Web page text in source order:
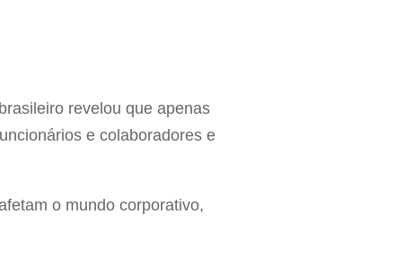
revelou que apenas
e colaboradores e
o mundo corporativo,